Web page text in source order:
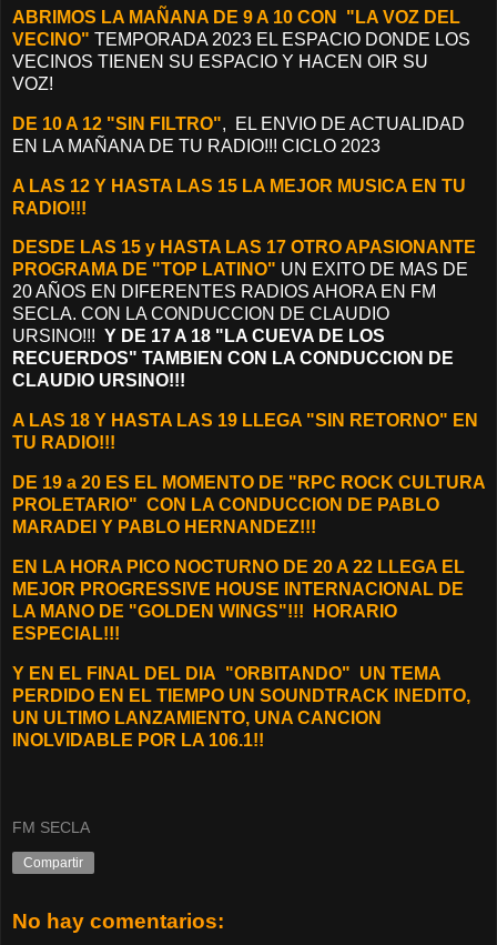
ABRIMOS LA MAÑANA DE 9 A 10 CON "LA VOZ DEL
VECINO" TEMPORADA 2023 EL ESPACIO DONDE LOS
VECINOS TIENEN SU ESPACIO Y HACEN OIR SU
VOZ!
DE 10 A 12 "SIN FILTRO", EL ENVIO DE ACTUALIDAD
EN LA MAÑANA DE TU RADIO!!! CICLO 2023
A LAS 12 Y HASTA LAS 15 LA MEJOR MUSICA EN TU
RADIO!!!
DESDE LAS 15 y HASTA LAS 17 OTRO APASIONANTE
PROGRAMA DE "TOP LATINO" UN EXITO DE MAS DE
20 AÑOS EN DIFERENTES RADIOS AHORA EN FM
SECLA. CON LA CONDUCCION DE CLAUDIO
URSINO!!! Y DE 17 A 18 "LA CUEVA DE LOS
RECUERDOS" TAMBIEN CON LA CONDUCCION DE
CLAUDIO URSINO!!!
A LAS 18 Y HASTA LAS 19 LLEGA "SIN RETORNO" EN
TU RADIO!!!
DE 19 a 20 ES EL MOMENTO DE "RPC ROCK CULTURA
PROLETARIO" CON LA CONDUCCION DE PABLO
MARADEI Y PABLO HERNANDEZ!!!
EN LA HORA PICO NOCTURNO DE 20 A 22 LLEGA EL
MEJOR PROGRESSIVE HOUSE INTERNACIONAL DE
LA MANO DE "GOLDEN WINGS"!!! HORARIO
ESPECIAL!!!
Y EN EL FINAL DEL DIA "ORBITANDO" UN TEMA
PERDIDO EN EL TIEMPO UN SOUNDTRACK INEDITO,
UN ULTIMO LANZAMIENTO, UNA CANCION
INOLVIDABLE POR LA 106.1!!
FM SECLA
Compartir
No hay comentarios: